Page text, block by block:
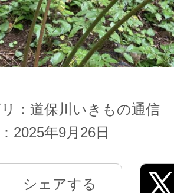
： 道保川いきもの通信
2025年9月26日
シェアする